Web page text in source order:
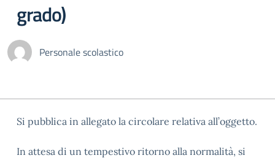
grado)
Personale scolastico
Si pubblica in allegato la circolare relativa all’oggetto.
In attesa di un tempestivo ritorno alla normalità, si